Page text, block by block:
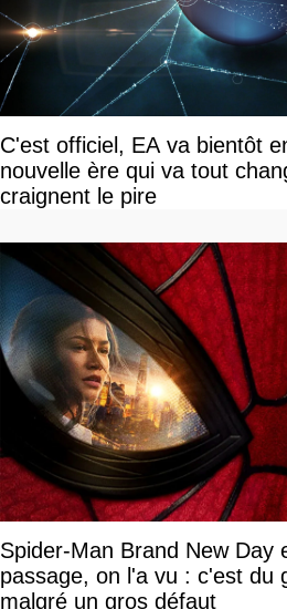
C'est officiel, EA va bientôt
nouvelle ère qui va tout
craignent le pire
Spider-Man Brand New Day
passage, on l'a vu : c'est du
malgré un gros défaut